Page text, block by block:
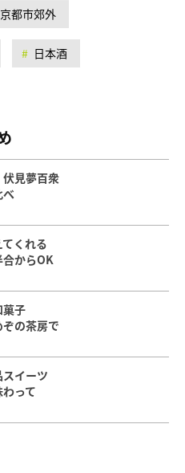
京都市郊外
日本酒
見夢百衆
べ
くれる
合からOK
菓子
ぞの茶房で
イーツ
って